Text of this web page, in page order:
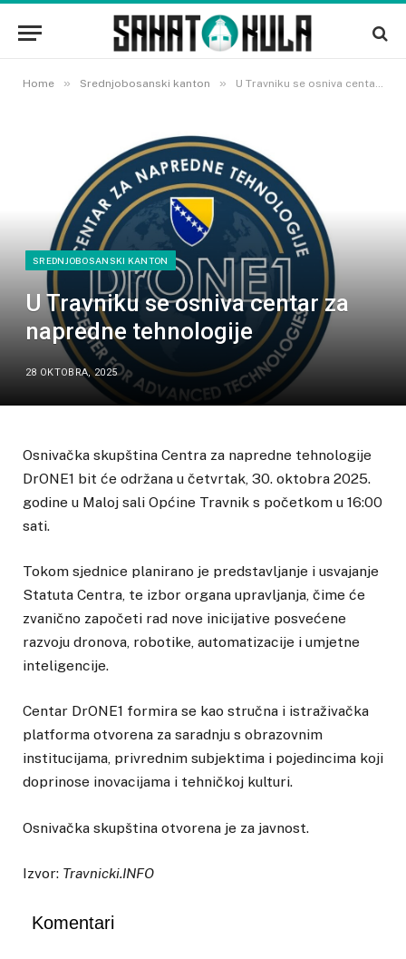
Home » Srednjobosanski kanton » U Travniku se osniva centar za napredne tehnologije
SREDNJOBOSANSKI KANTON
U Travniku se osniva centar za
napredne tehnologije
28 OKTOBRA, 2025
Osnivačka skupština Centra za napredne tehnologije
DrONE1 bit će održana u četvrtak, 30. oktobra 2025.
godine u Maloj sali Općine Travnik s početkom u 16:00
sati.
Tokom sjednice planirano je predstavljanje i usvajanje
Statuta Centra, te izbor organa upravljanja, čime će
zvanično započeti rad nove inicijative posvećene
razvoju dronova, robotike, automatizacije i umjetne
inteligencije.
Centar DrONE1 formira se kao stručna i istraživačka
platforma otvorena za saradnju s obrazovnim
institucijama, privrednim subjektima i pojedincima koji
doprinose inovacijama i tehničkoj kulturi.
Osnivačka skupština otvorena je za javnost.
Izvor: Travnicki.INFO
Komentari